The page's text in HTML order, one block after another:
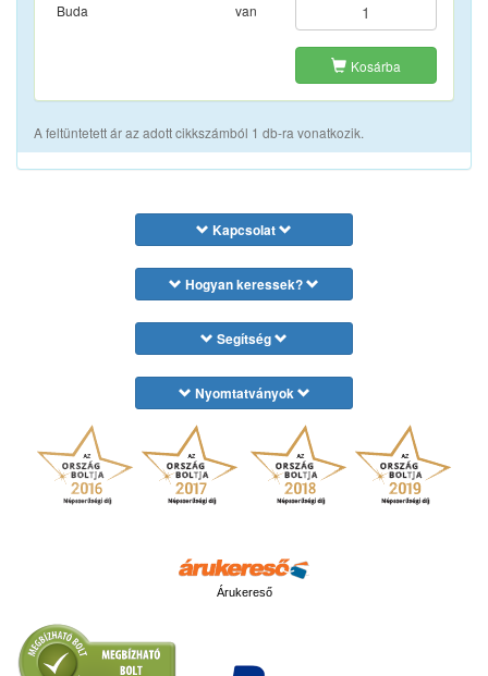
Buda
van
Kosárba
A feltüntetett ár az adott cikkszámból 1 db-ra vonatkozik.
Kapcsolat
Hogyan keressek?
Segítség
Nyomtatványok
Árukereső